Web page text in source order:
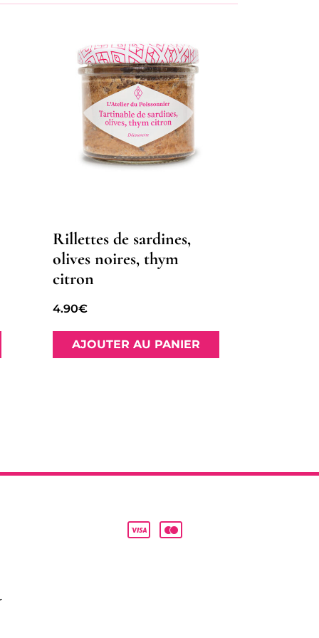
Rillettes de sardines,
olives noires, thym
citron
4.90€
AJOUTER AU PANIER